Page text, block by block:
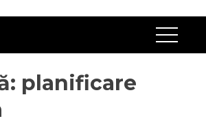
planificare